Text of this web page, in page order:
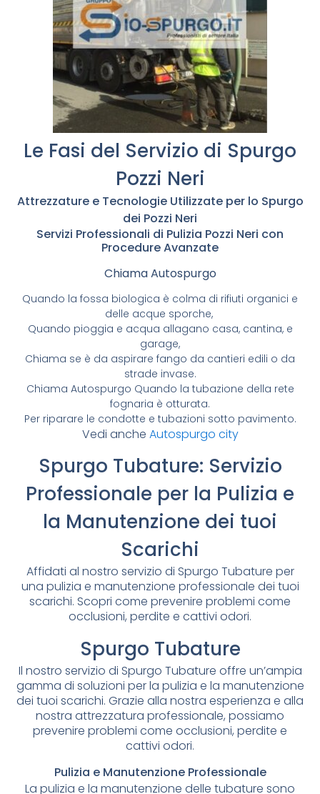
Le Fasi del Servizio di Spurgo
Pozzi Neri
Attrezzature e Tecnologie Utilizzate per lo Spurgo
dei Pozzi Neri
Servizi Professionali di Pulizia Pozzi Neri con
Procedure Avanzate
Chiama Autospurgo
Quando la fossa biologica è colma di rifiuti organici e
delle acque sporche,
Quando pioggia e acqua allagano casa, cantina, e
garage,
Chiama se è da aspirare fango da cantieri edili o da
strade invase.
Chiama Autospurgo Quando la tubazione della rete
fognaria è otturata.
Per riparare le condotte e tubazioni sotto pavimento.
Vedi anche Autospurgo city
Spurgo Tubature: Servizio
Professionale per la Pulizia e
la Manutenzione dei tuoi
Scarichi
Affidati al nostro servizio di Spurgo Tubature per
una pulizia e manutenzione professionale dei tuoi
scarichi. Scopri come prevenire problemi come
occlusioni, perdite e cattivi odori.
Spurgo Tubature
Il nostro servizio di Spurgo Tubature offre un’ampia
gamma di soluzioni per la pulizia e la manutenzione
dei tuoi scarichi. Grazie alla nostra esperienza e alla
nostra attrezzatura professionale, possiamo
prevenire problemi come occlusioni, perdite e
cattivi odori.
Pulizia e Manutenzione Professionale
La pulizia e la manutenzione delle tubature sono